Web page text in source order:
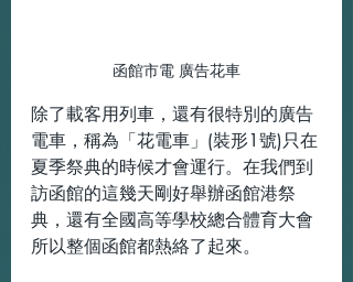
函館市電 廣告花車
除了載客用列車，還有很特別的廣告
電車，稱為「花電車」(裝形1號)只在
夏季祭典的時候才會運行。在我們到
訪函館的這幾天剛好舉辦函館港祭
典，還有全國高等學校總合體育大會
所以整個函館都熱絡了起來。